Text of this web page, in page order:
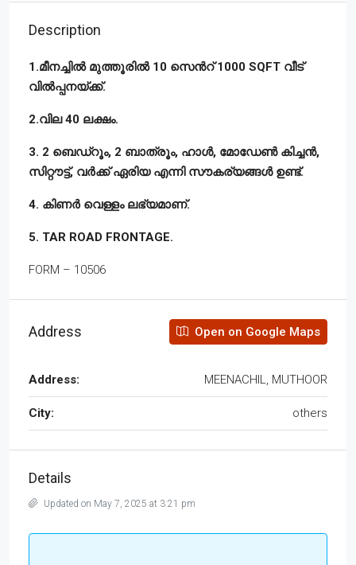
Description
1.മീനച്ചിൽ മുത്തൂരിൽ 10 സെൻറ് 1000 SQFT വീട്
വിൽപ്പനയ്ക്ക്.
2.വില 40 ലക്ഷം.
3. 2 ബെഡ്‌റൂം, 2 ബാത്രൂം, ഹാൾ, മോഡേൺ കിച്ചൻ,
സിറ്റൗട്ട്, വർക്ക് ഏരിയ എന്നി സൗകര്യങ്ങൾ ഉണ്ട്.
4. കിണർ വെള്ളം ലഭ്യമാണ്.
5. TAR ROAD FRONTAGE.
FORM – 10506
Address Open on Google Maps
Address: MEENACHIL, MUTHOOR
City: others
Details
Updated on May 7, 2025 at 3:21 pm